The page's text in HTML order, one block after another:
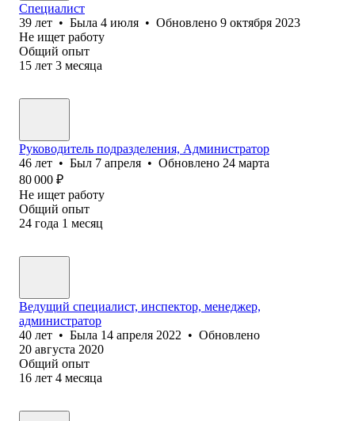
Специалист
39 лет • Была 4 июля • Обновлено 9 октября 2023
Не ищет работу
Общий опыт
15 лет 3 месяца
Руководитель подразделения, Администратор
46 лет • Был 7 апреля • Обновлено 24 марта
80 000 ₽
Не ищет работу
Общий опыт
24 года 1 месяц
Ведущий специалист, инспектор, менеджер,
администратор
40 лет • Была 14 апреля 2022 • Обновлено
20 августа 2020
Общий опыт
16 лет 4 месяца